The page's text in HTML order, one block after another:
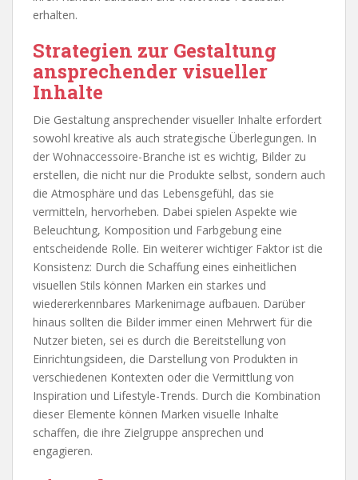
erhalten.
Strategien zur Gestaltung
ansprechender visueller
Inhalte
Die Gestaltung ansprechender visueller Inhalte erfordert
sowohl kreative als auch strategische Überlegungen. In
der Wohnaccessoire-Branche ist es wichtig, Bilder zu
erstellen, die nicht nur die Produkte selbst, sondern auch
die Atmosphäre und das Lebensgefühl, das sie
vermitteln, hervorheben. Dabei spielen Aspekte wie
Beleuchtung, Komposition und Farbgebung eine
entscheidende Rolle. Ein weiterer wichtiger Faktor ist die
Konsistenz: Durch die Schaffung eines einheitlichen
visuellen Stils können Marken ein starkes und
wiedererkennbares Markenimage aufbauen. Darüber
hinaus sollten die Bilder immer einen Mehrwert für die
Nutzer bieten, sei es durch die Bereitstellung von
Einrichtungsideen, die Darstellung von Produkten in
verschiedenen Kontexten oder die Vermittlung von
Inspiration und Lifestyle-Trends. Durch die Kombination
dieser Elemente können Marken visuelle Inhalte
schaffen, die ihre Zielgruppe ansprechen und
engagieren.